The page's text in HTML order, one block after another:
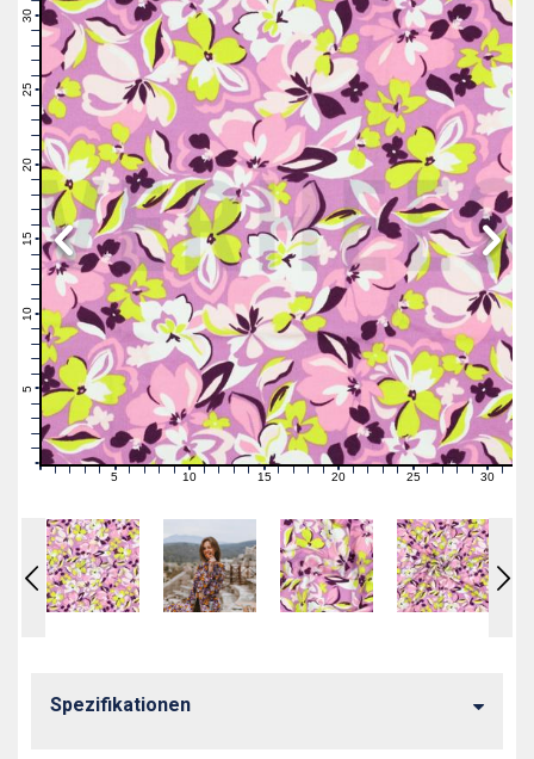
3
4
5
6
7
8
9
10
11
13
14
15
16
18
19
20
21
22
23
24
26
29
30
0 1 2 3 4 5 6 7 8910111213141516171819 20 2122232425 26272829 30 31
Spezifikationen